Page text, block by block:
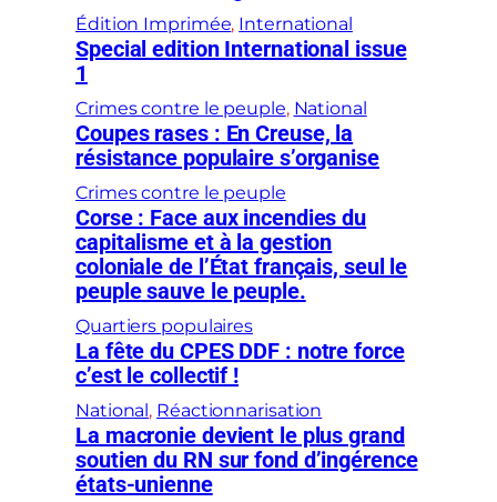
Édition Imprimée, International
Special edition International issue
1
Crimes contre le peuple, National
Coupes rases : En Creuse, la
résistance populaire s’organise
Crimes contre le peuple
Corse : Face aux incendies du
capitalisme et à la gestion
coloniale de l’État français, seul le
peuple sauve le peuple.
Quartiers populaires
La fête du CPES DDF : notre force
c’est le collectif !
National, Réactionnarisation
La macronie devient le plus grand
soutien du RN sur fond d’ingérence
états-unienne